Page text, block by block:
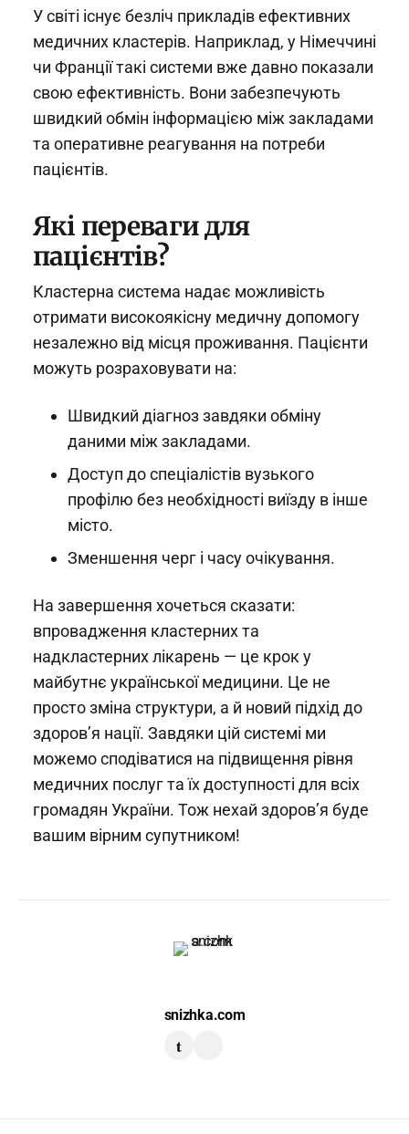
У світі існує безліч прикладів ефективних
медичних кластерів. Наприклад, у Німеччині
чи Франції такі системи вже давно показали
свою ефективність. Вони забезпечують
швидкий обмін інформацією між закладами
та оперативне реагування на потреби
пацієнтів.
Які переваги для
пацієнтів?
Кластерна система надає можливість
отримати високоякісну медичну допомогу
незалежно від місця проживання. Пацієнти
можуть розраховувати на:
Швидкий діагноз завдяки обміну
даними між закладами.
Доступ до спеціалістів вузького
профілю без необхідності виїзду в інше
місто.
Зменшення черг і часу очікування.
На завершення хочеться сказати:
впровадження кластерних та
надкластерних лікарень — це крок у
майбутнє української медицини. Це не
просто зміна структури, а й новий підхід до
здоров’я нації. Завдяки цій системі ми
можемо сподіватися на підвищення рівня
медичних послуг та їх доступності для всіх
громадян України. Тож нехай здоров’я буде
вашим вірним супутником!
snizhka.com
t